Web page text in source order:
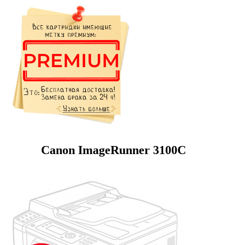
Canon ImageRunner 3100C